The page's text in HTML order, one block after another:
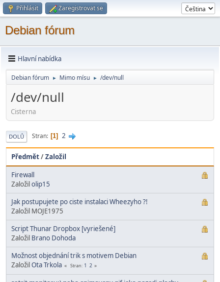
Přihlásit Zaregistrovat se
Debian fórum
Hlavní nabídka
Debian fórum ► Mimo mí­su ► /dev/null
/dev/null
Cisterna
DOLŮ Stran 1 2
Předmět/Založil
Firewall
Založilolip15
Jak postupujete po ciste instalaci Wheezyho ?!
Založil MOJE1975
Script Thunar Dropbox [vyriešené]
Založil Brano Dohoda
Možnost objednání trik s motivem Debian
ZaložilOta Trkola Stran 1 2